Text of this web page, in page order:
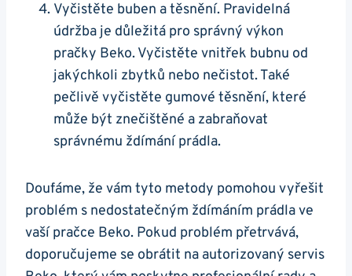
Vyčistěte buben a těsnění. Pravidelná‌
údržba je ⁢důležitá pro‌ správný výkon
‍pračky ​Beko. Vyčistěte vnitřek ⁤bubnu od
jakýchkoli zbytků nebo ‍nečistot. Také
‌pečlivě vyčistěte gumové těsnění, které
může být znečištěné a ‌zabraňovat
správnému ždímání prádla.
Doufáme,⁢ že vám ⁣tyto metody pomohou vyřešit⁣
problém s nedostatečným ždímáním prádla ve
vaší pračce Beko. Pokud ⁢problém přetrvává,
doporučujeme se obrátit na autorizovaný servis